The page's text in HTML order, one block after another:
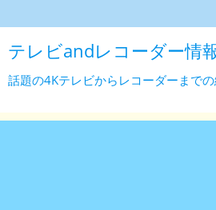
テレビandレコーダー情
話題の4Kテレビからレコーダーまで